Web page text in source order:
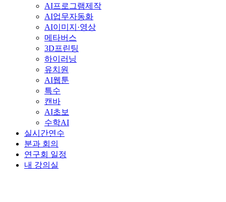
AI프로그램제작
AI업무자동화
AI이미지·영상
메타버스
3D프린팅
하이러닝
유치원
AI웹툰
특수
캔바
AI초보
수학AI
실시간연수
분과 회의
연구회 일정
내 강의실